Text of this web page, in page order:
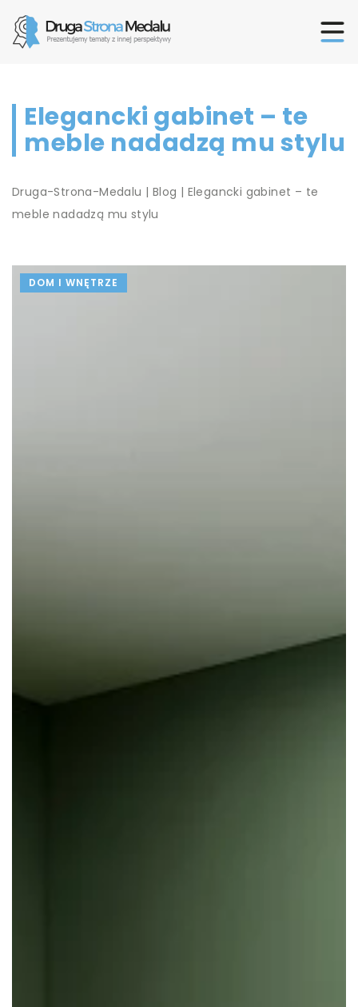
Elegancki gabinet – te
meble nadadzą mu stylu
Druga-Strona-Medalu | Blog | Elegancki gabinet – te
meble nadadzą mu stylu
DOM I WNĘTRZE